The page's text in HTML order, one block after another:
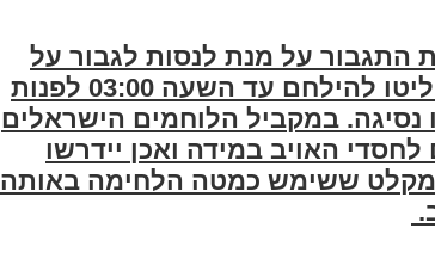
התגבור על מנת לנסות לגבור על
האויב, אך שראו שזה בושש מלהגיע, החליטו להילחם עד השעה 03:00 לפנות
נסיגה. במקביל הלוחמים הישראלים
האויב במידה ואכן יידרשו
מקלט ששימש כמטה הלחימה באותה